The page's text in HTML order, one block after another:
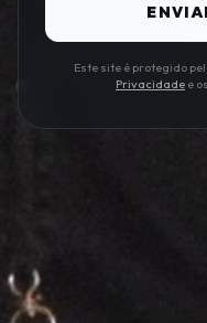
Este site é protegido
Privacidade e os